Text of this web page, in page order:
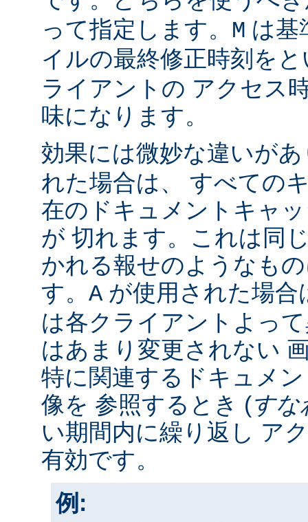
って指定します。 M は基
イルの最終修正時刻を
ライアントの アクセス
味になります。
効果には微妙な違いが
れた場合は、 すべての
在のドキュメントキャ
が 切れます。これは同
かれる報せのようなも
す。 A が使用された場合
は各クライアントよっ
はあまり変更されない
特に関連するドキュメ
像を 参照するとき (すな
い期間内に繰り返し ア
有効です。
例: